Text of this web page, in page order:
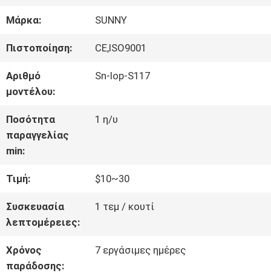
ΈΛΕΓΧΟΣ
ΜΑΣ
ΕΛΆΤΕ
ΕΠΑΦΉ
Μάρκα: SUNNY
Πιστοποίηση: CE,ISO9001
Αριθμό
μοντέλου:
Sn-lop-S117
Ποσότητα
παραγγελίας
min:
1 η/υ
Τιμή: $10~30
Συσκευασία
λεπτομέρειες:
1 τεμ / κουτί
Χρόνος
παράδοσης:
7 εργάσιμες ημέρες